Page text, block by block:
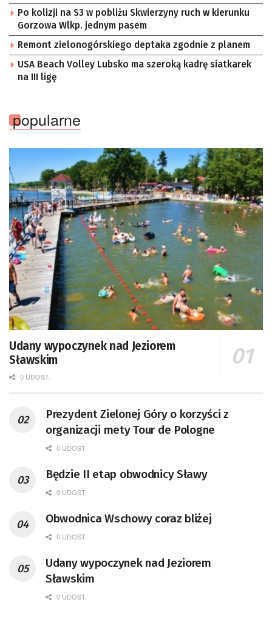
Po kolizji na S3 w pobliżu Skwierzyny ruch w kierunku
Gorzowa Wlkp. jednym pasem
Remont zielonogórskiego deptaka zgodnie z planem
USA Beach Volley Lubsko ma szeroką kadrę siatkarek
na III ligę
popularne
Udany wypoczynek nad Jeziorem
Sławskim
0 UDOST.
Prezydent Zielonej Góry o korzyści z
organizacji mety Tour de Pologne
0 UDOST.
Będzie II etap obwodnicy Sławy
0 UDOST.
Obwodnica Wschowy coraz bliżej
0 UDOST.
Udany wypoczynek nad Jeziorem
Sławskim
0 UDOST.